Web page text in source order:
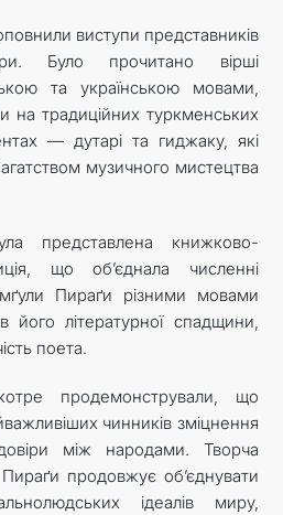
виступи представників
Було прочитано вірші
та українською мовами,
на традиційних туркменських
— дутарі та гиджаку, які
музичного мистецтва
представлена книжково-
що об’єднала численні
Пираґи різними мовами
його літературної спадщини,
поета.
продемонстрували, що
чинників зміцнення
між народами. Творча
продовжує об’єднувати
ідеалів миру,